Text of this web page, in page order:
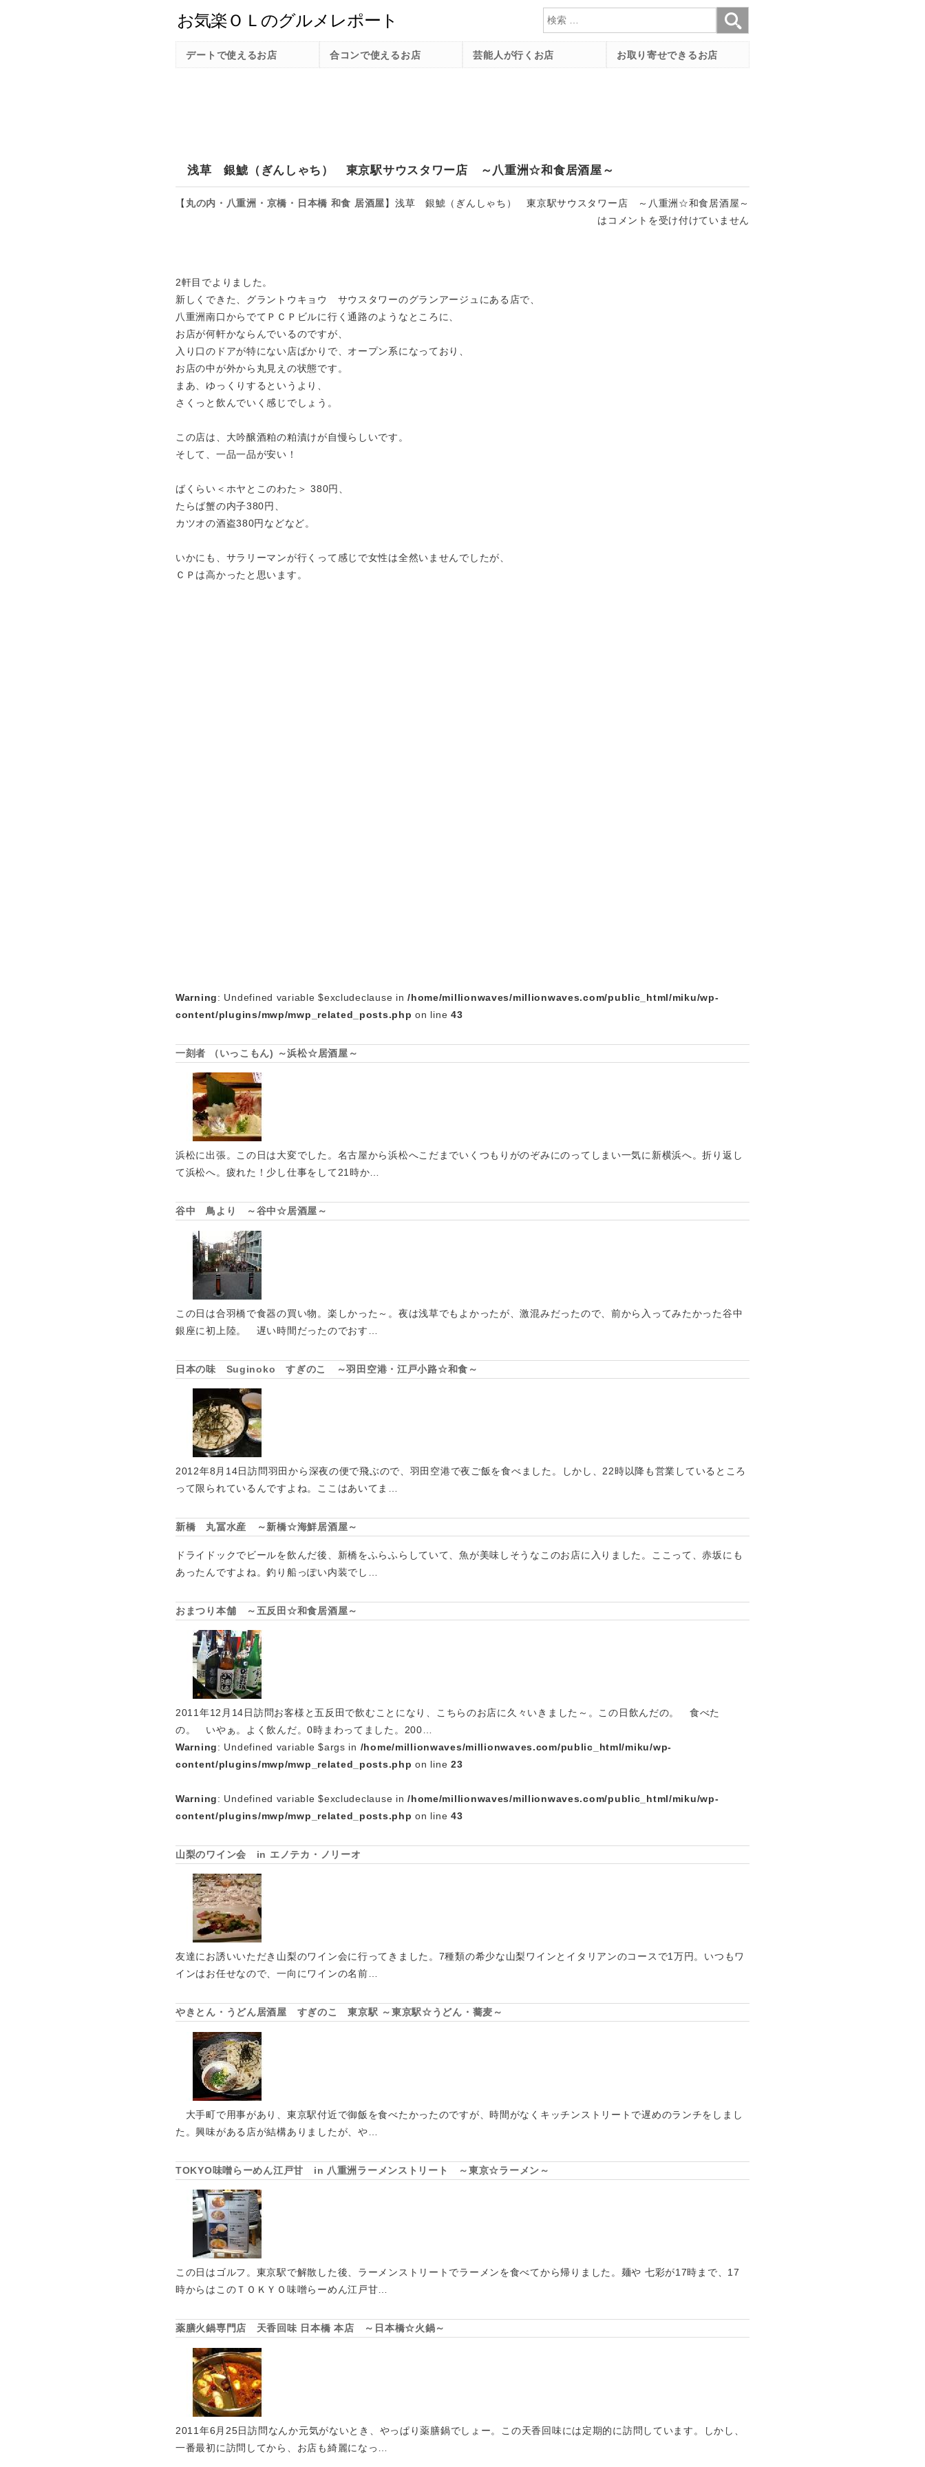
検索
浅草 銀鯱（ぎんしゃち） 東京駅サウスタワー店 ～八重洲☆和食居酒屋～
【 丸の内・八重洲・京橋・日本橋 和食 居酒屋】 浅草 銀鯱（ぎんしゃち） 東京駅サウスタワー店 ～八重洲☆和食居酒屋～
は コメントを受け付けていません
2軒目でよりました。
新しくできた、グラントウキョウ サウスタワーのグランアージュにある店で、
八重洲南口からでてＰＣＰビルに行く通路のようなところに、
お店が何軒かならんでいるのですが、
入り口のドアが特にない店ばかりで、オープン系になっており、
お店の中が外から丸見えの状態です。
まあ、ゆっくりするというより、
さくっと飲んでいく感じでしょう。
この店は、大吟醸酒粕の粕漬けが自慢らしいです。
そして、一品一品が安い！
ばくらい＜ホヤとこのわた＞ 380円、
たらば蟹の内子380円、
カツオの酒盗380円などなど。
いかにも、サラリーマンが行くって感じで女性は全然いませんでしたが、
ＣＰは高かったと思います。
Warning: Undefined variable $excludeclause in/home/millionwaves/millionwaves.com/public_html/miku/wp-
content/plugins/mwp/mwp_related_posts.php on line43
一刻者 （いっこもん) ～浜松☆居酒屋～
浜松に出張。この日は大変でした。名古屋から浜松へこだまでいくつもりがのぞみにのってしまい一気に新横浜へ。折り返し
て浜松へ。疲れた！少し仕事をして21時か…
谷中 鳥より ～谷中☆居酒屋～
この日は合羽橋で食器の買い物。楽しかった～。夜は浅草でもよかったが、激混みだったので、前から入ってみたかった谷中
銀座に初上陸。 遅い時間だったのでおす…
日本の味 Suginoko すぎのこ ～羽田空港・江戸小路☆和食～
2012年8月14日訪問羽田から深夜の便で飛ぶので、羽田空港で夜ご飯を食べました。しかし、22時以降も営業しているところ
って限られているんですよね。ここはあいてま…
新橋 丸冨水産 ～新橋☆海鮮居酒屋～
ドライドックでビールを飲んだ後、新橋をふらふらしていて、魚が美味しそうなこのお店に入りました。ここって、赤坂にも
あったんですよね。釣り船っぽい内装でし…
おまつり本舗 ～五反田☆和食居酒屋～
2011年12月14日訪問お客様と五反田で飲むことになり、こちらのお店に久々いきました～。この日飲んだの。 食べた
の。 いやぁ。よく飲んだ。0時まわってました。200…
Warning: Undefined variable $args in /home/millionwaves/millionwaves.com/public_html/miku/wp-
content/plugins/mwp/mwp_related_posts.php on line23
Warning: Undefined variable $excludeclause in/home/millionwaves/millionwaves.com/public_html/miku/wp-
content/plugins/mwp/mwp_related_posts.php on line43
山梨のワイン会 in エノテカ・ノリーオ
友達にお誘いいただき山梨のワイン会に行ってきました。7種類の希少な山梨ワインとイタリアンのコースで1万円。いつもワ
インはお任せなので、一向にワインの名前…
やきとん・うどん居酒屋 すぎのこ 東京駅 ～東京駅☆うどん・蕎麦～
大手町で用事があり、東京駅付近で御飯を食べたかったのですが、時間がなくキッチンストリートで遅めのランチをしまし
た。興味がある店が結構ありましたが、や…
TOKYO味噌らーめん江戸甘 in 八重洲ラーメンストリート ～東京☆ラーメン～
この日はゴルフ。東京駅で解散した後、ラーメンストリートでラーメンを食べてから帰りました。麺や 七彩が17時まで、17
時からはこのＴＯＫＹＯ味噌らーめん江戸甘…
薬膳火鍋専門店 天香回味 日本橋 本店 ～日本橋☆火鍋～
2011年6月25日訪問なんか元気がないとき、やっぱり薬膳鍋でしょー。この天香回味には定期的に訪問しています。しかし、
一番最初に訪問してから、お店も綺麗になっ…
デートで使えるお店 合コンで使えるお店 芸能人が行くお店 お取り寄せできるお店